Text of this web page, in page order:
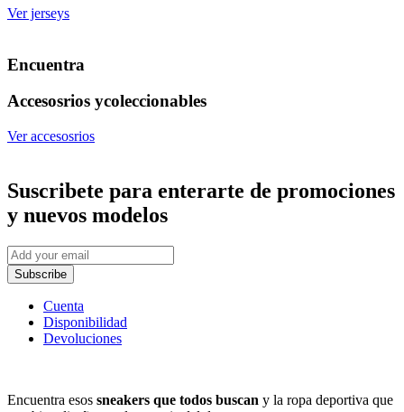
Ver jerseys
Encuentra
Accesosrios ycoleccionables
Ver accesosrios
Suscribete para enterarte de promociones
y nuevos modelos
Subscribe
Cuenta
Disponibilidad
Devoluciones
Encuentra esos sneakers que todos buscan y la ropa deportiva que